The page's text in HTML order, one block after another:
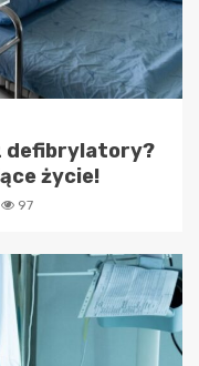
defibrylatory?
życie!
97